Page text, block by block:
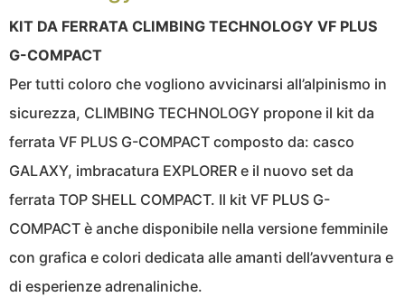
KIT DA FERRATA CLIMBING TECHNOLOGY VF PLUS
G-COMPACT
Per tutti coloro che vogliono avvicinarsi all’alpinismo in
sicurezza, CLIMBING TECHNOLOGY propone il kit da
ferrata VF PLUS G-COMPACT composto da: casco
GALAXY, imbracatura EXPLORER e il nuovo set da
ferrata TOP SHELL COMPACT. Il kit VF PLUS G-
COMPACT è anche disponibile nella versione femminile
con grafica e colori dedicata alle amanti dell’avventura e
di esperienze adrenaliniche.